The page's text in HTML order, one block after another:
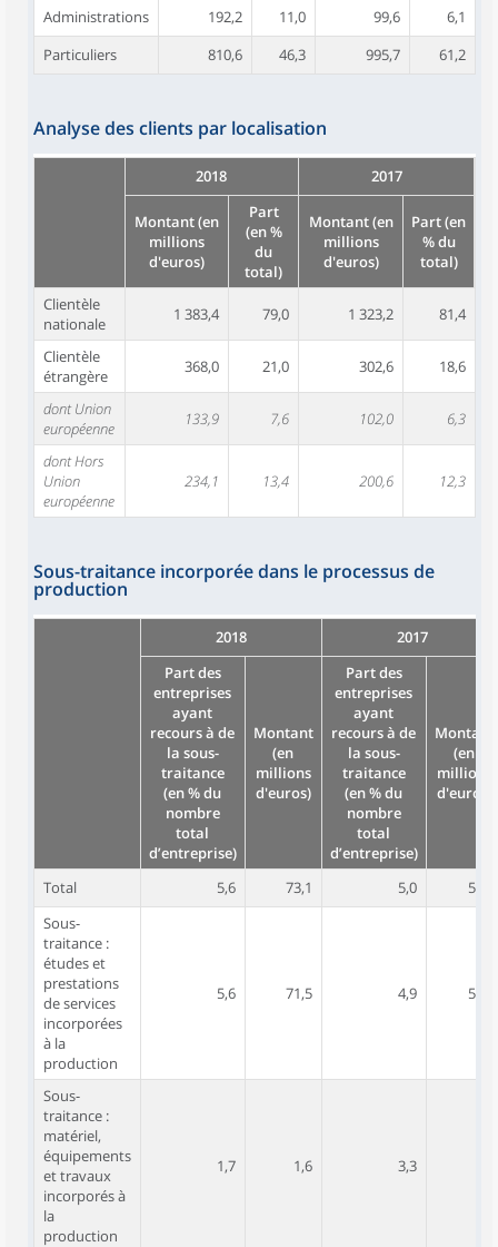
Administrations 192,2 11,0 99,6
6,1
Particuliers
810,6 46,3 995,7 61,2
Analyse des clients par localisation
2018 2017
Montant (en
millions
d'euros)
Part
(en %
du
total)
Montant (en
millions
d'euros)
Part (en
% du
total)
Clientèle
nationale
1 383,4 79,0 1 323,2 81,4
Clientèle
étrangère
368,0 21,0 302,6 18,6
dont Union
européenne
133,9 7,6 102,0 6,3
dont Hors
Union
européenne
234,1 13,4 200,6 12,3
Sous-traitance incorporée dans le processus de
production
2018
2017
Part des
entreprises
ayant
recours à de
la sous-
traitance
(en % du
nombre
total
d’entreprise)
Montant
(en
millions
d'euros)
Part des
entreprises
ayant
recours à de
la sous-
traitance
(en % du
nombre
total
d’entreprise)
Montant
(en
millions
d'euros)
Total 5,6 73,1 5,0
55,9
Sous-
traitance :
études et
prestations
de services
incorporées
à la
production
5,6 71,5 4,9 52,4
Sous-
traitance :
matériel,
équipements
et travaux
incorporés à
la
production
1,7 1,6 3,3